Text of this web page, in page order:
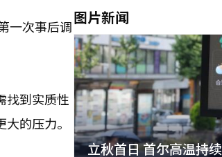
一次事后调
找到实质性
的压力。
图片新闻
立秋首日 首尔高温持续